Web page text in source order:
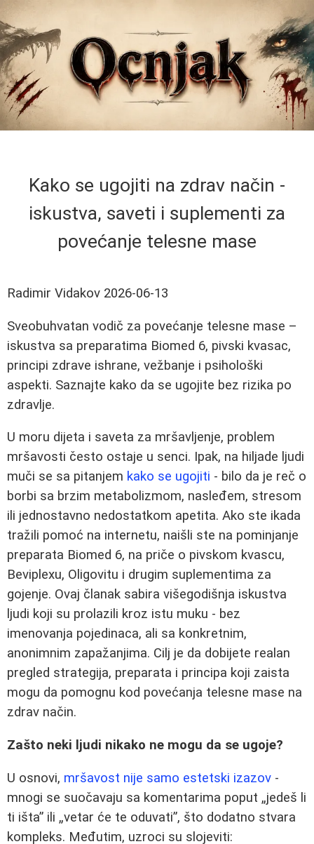
Kako se ugojiti na zdrav način -
iskustva, saveti i suplementi za
povećanje telesne mase
Radimir Vidakov 2026-06-13
Sveobuhvatan vodič za povećanje telesne mase –
iskustva sa preparatima Biomed 6, pivski kvasac,
principi zdrave ishrane, vežbanje i psihološki
aspekti. Saznajte kako da se ugojite bez rizika po
zdravlje.
U moru dijeta i saveta za mršavljenje, problem
mršavosti često ostaje u senci. Ipak, na hiljade ljudi
muči se sa pitanjem kako se ugojiti - bilo da je reč o
borbi sa brzim metabolizmom, nasleđem, stresom
ili jednostavno nedostatkom apetita. Ako ste ikada
tražili pomoć na internetu, naišli ste na pominjanje
preparata Biomed 6, na priče o pivskom kvascu,
Beviplexu, Oligovitu i drugim suplementima za
gojenje. Ovaj članak sabira višegodišnja iskustva
ljudi koji su prolazili kroz istu muku - bez
imenovanja pojedinaca, ali sa konkretnim,
anonimnim zapažanjima. Cilj je da dobijete realan
pregled strategija, preparata i principa koji zaista
mogu da pomognu kod povećanja telesne mase na
zdrav način.
Zašto neki ljudi nikako ne mogu da se ugoje?
U osnovi, mršavost nije samo estetski izazov -
mnogi se suočavaju sa komentarima poput „jedeš li
ti išta” ili „vetar će te oduvati”, što dodatno stvara
kompleks. Međutim, uzroci su slojeviti: